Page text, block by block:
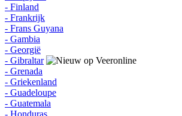
- Finland
- Frankrijk
- Frans Guyana
- Gambia
- Georgië
- Gibraltar
- Grenada
- Griekenland
- Guadeloupe
- Guatemala